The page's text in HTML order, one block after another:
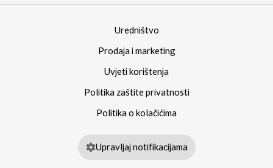
Uredništvo
Prodaja i marketing
Uvjeti korištenja
Politika zaštite privatnosti
Politika o kolačićima
Upravljaj notifikacijama